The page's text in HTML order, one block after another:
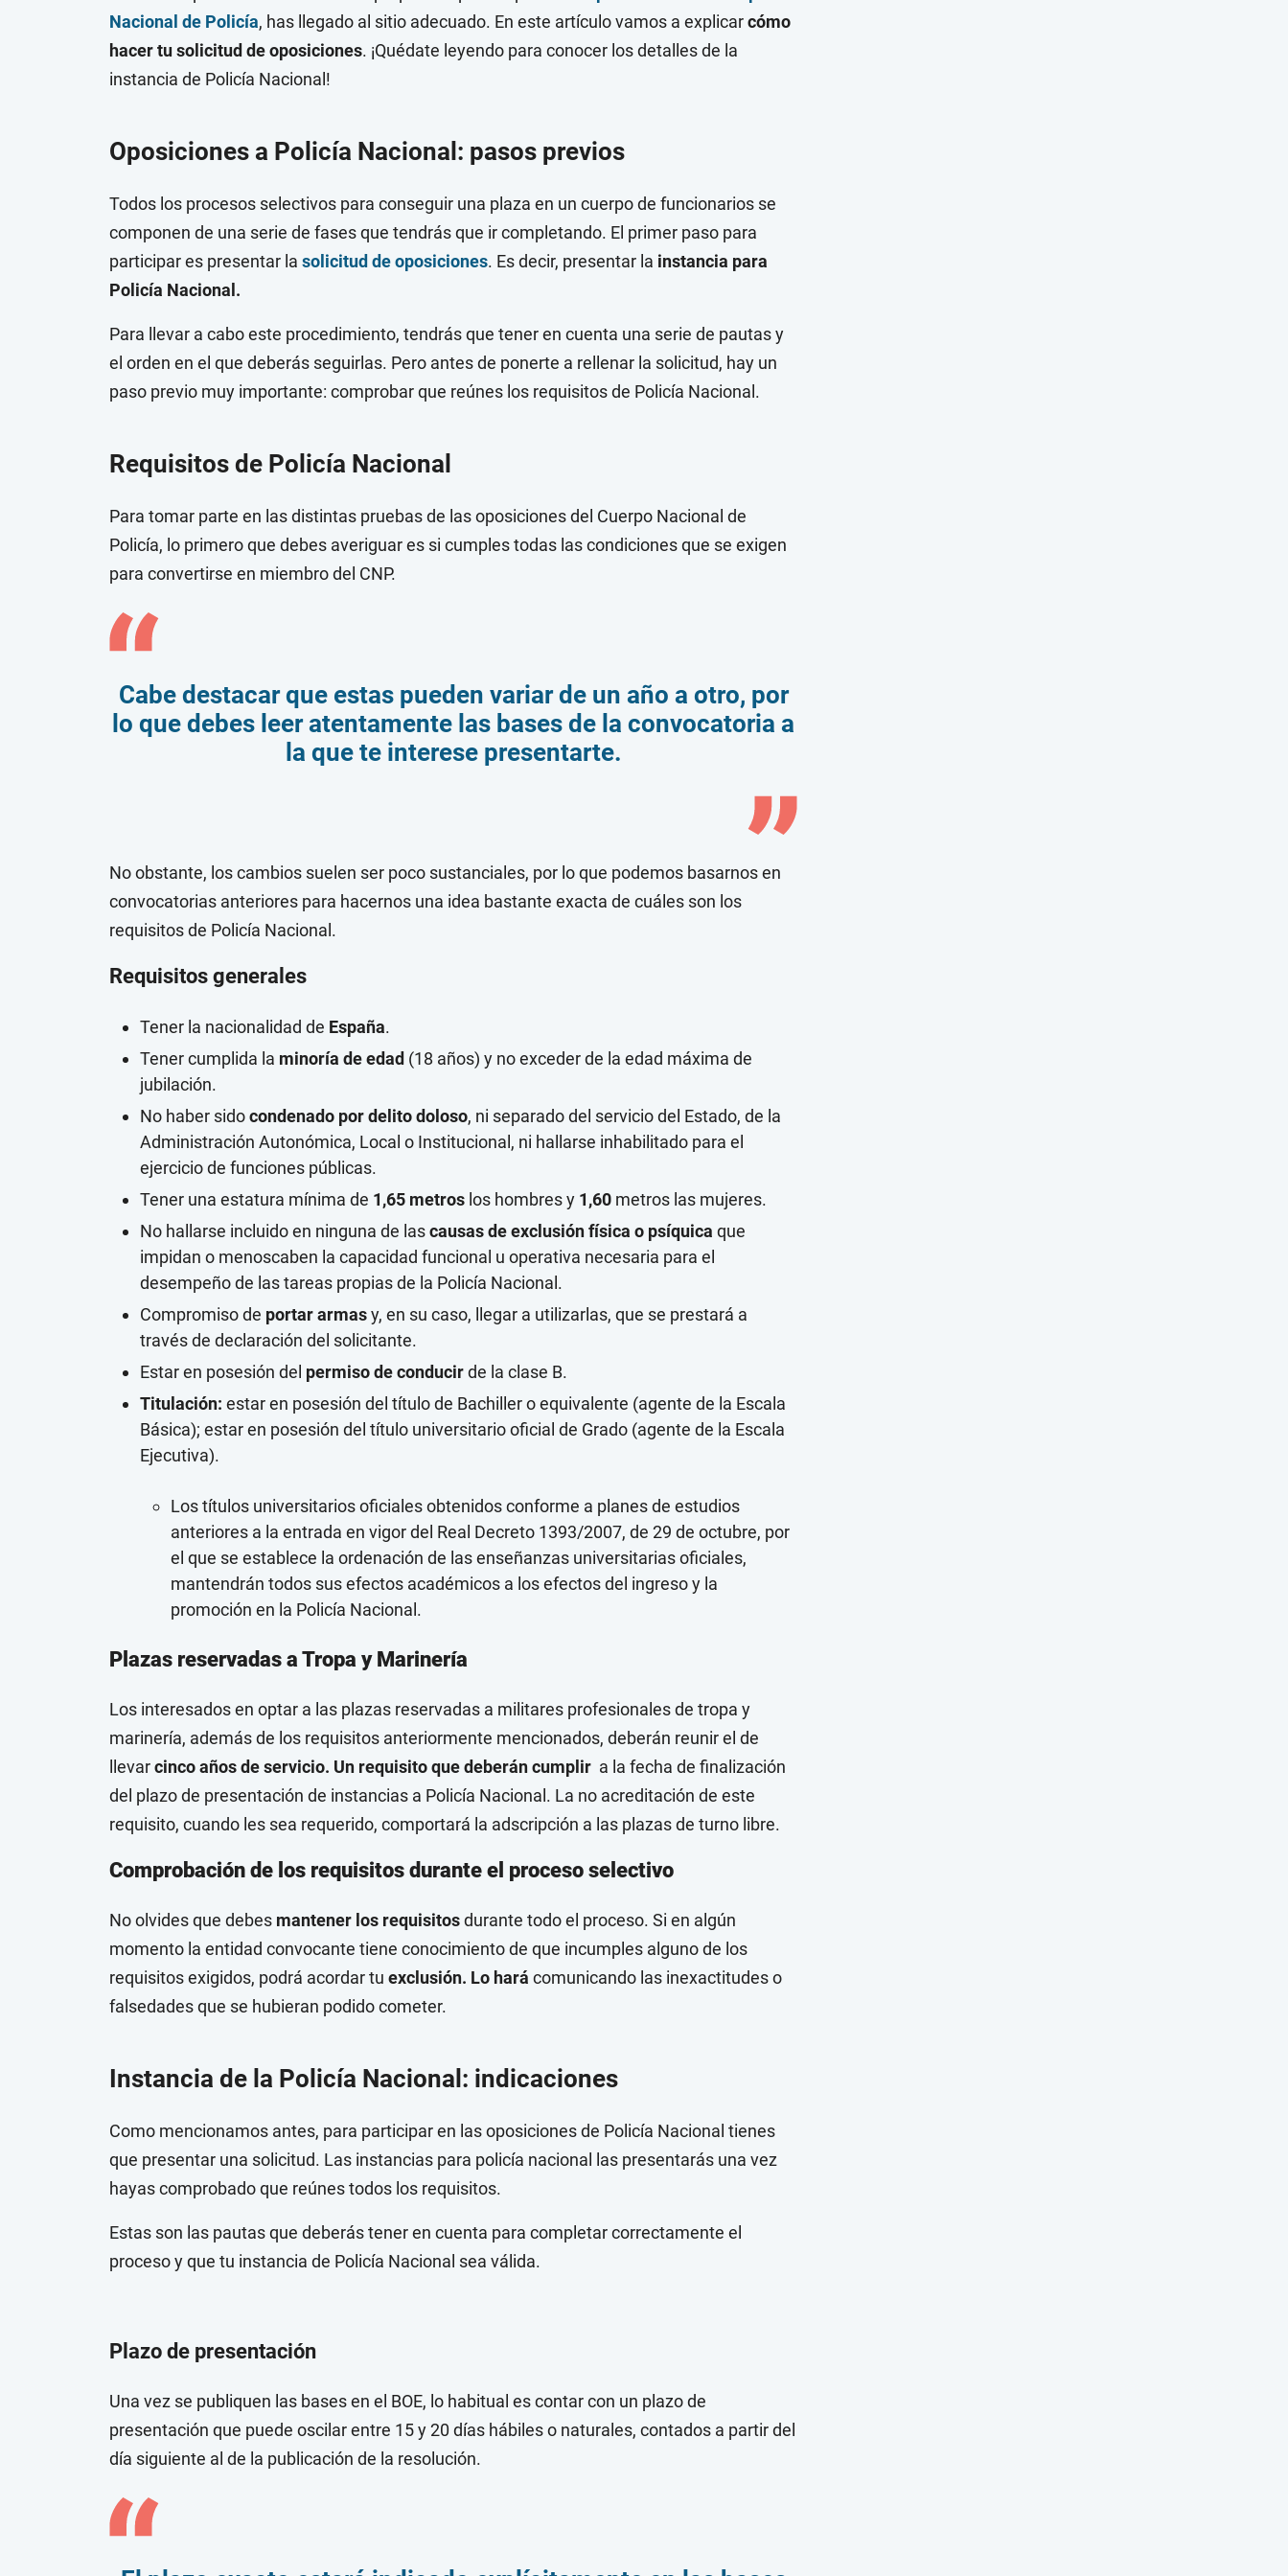
Nacional de Policía, has llegado al sitio adecuado. En este artículo vamos a explicarcómo
hacer tu solicitud de oposiciones. ¡Quédate leyendo para conocer los detalles de la
instancia de Policía Nacional!
Oposiciones a Policía Nacional: pasos previos
Todos los procesos selectivos para conseguir una plaza en un cuerpo de funcionarios se
componen de una serie de fases que tendrás que ir completando. El primer paso para
participar es presentar la solicitud de oposiciones. Es decir, presentar la instancia para
Policía Nacional.
Para llevar a cabo este procedimiento, tendrás que tener en cuenta una serie de pautas y
el orden en el que deberás seguirlas. Pero antes de ponerte a rellenar la solicitud, hay un
paso previo muy importante: comprobar que reúnes los requisitos de Policía Nacional.
Requisitos de Policía Nacional
Para tomar parte en las distintas pruebas de las oposiciones del Cuerpo Nacional de
Policía, lo primero que debes averiguar es si cumples todas las condiciones que se exigen
para convertirse en miembro del CNP.
Cabe destacar que estas pueden variar de un año a otro, por
lo que debes leer atentamente las bases de la convocatoria a
la que te interese presentarte.
No obstante, los cambios suelen ser poco sustanciales, por lo que podemos basarnos en
convocatorias anteriores para hacernos una idea bastante exacta de cuáles son los
requisitos de Policía Nacional.
Requisitos generales
Tener la nacionalidad de España.
Tener cumplida la minoría de edad (18 años) y no exceder de la edad máxima de
jubilación.
No haber sidocondenado por delito doloso, ni separado del servicio del Estado, de la
Administración Autonómica, Local o Institucional, ni hallarse inhabilitado para el
ejercicio de funciones públicas.
Tener una estatura mínima de 1,65 metros los hombres y 1,60 metros las mujeres.
No hallarse incluido en ninguna de lascausas de exclusión física o psíquica que
impidan o menoscaben la capacidad funcional u operativa necesaria para el
desempeño de las tareas propias de la Policía Nacional.
Compromiso de portar armasy, en su caso, llegar a utilizarlas, que se prestará a
través de declaración del solicitante.
Estar en posesión del permiso de conducirde la clase B.
Titulación: estar en posesión del título de Bachiller o equivalente (agente de la Escala
Básica); estar en posesión del título universitario oficial de Grado (agente de la Escala
Ejecutiva).
Los títulos universitarios oficiales obtenidos conforme a planes de estudios
anteriores a la entrada en vigor del Real Decreto 1393/2007, de 29 de octubre, por
el que se establece la ordenación de las enseñanzas universitarias oficiales,
mantendrán todos sus efectos académicos a los efectos del ingreso y la
promoción en la Policía Nacional.
Plazas reservadas a Tropa y Marinería
Los interesados en optar a las plazas reservadas a militares profesionales de tropa y
marinería, además de los requisitos anteriormente mencionados, deberán reunir el de
llevarcinco años de servicio. Un requisito que deberán cumplir a la fecha de finalización
del plazo de presentación de instancias a Policía Nacional. La no acreditación de este
requisito, cuando les sea requerido, comportará la adscripción a las plazas de turno libre.
Comprobación de los requisitos durante el proceso selectivo
No olvides que debes mantener los requisitosdurante todo el proceso. Si en algún
momento la entidad convocante tiene conocimiento de que incumples alguno de los
requisitos exigidos, podrá acordar tu exclusión. Lo hará comunicando las inexactitudes o
falsedades que se hubieran podido cometer.
Instancia de la Policía Nacional: indicaciones
Como mencionamos antes, para participar en las oposiciones de Policía Nacional tienes
que presentar una solicitud. Las instancias para policía nacional las presentarás una vez
hayas comprobado que reúnes todos los requisitos.
Estas son las pautas que deberás tener en cuenta para completar correctamente el
proceso y que tu instancia de Policía Nacional sea válida.
Plazo de presentación
Una vez se publiquen las bases en el BOE, lo habitual es contar con un plazo de
presentación que puede oscilar entre 15 y 20 días hábiles o naturales, contados a partir del
día siguiente al de la publicación de la resolución.